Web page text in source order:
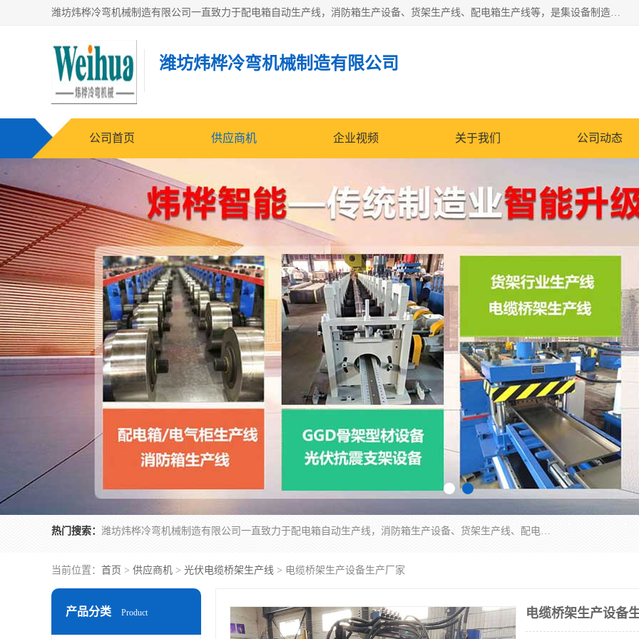
潍坊炜桦冷弯机械制造有限公司一直致力于配电箱自动生产线，消防箱生产设备、货架生产线、配电箱生产线等，是集设备制造、模具加工、技术开发于一体的综合性机械制造高科技民营企业。
潍坊炜桦冷弯机械制造有限公司
公司首页 供应商机 企业视频 关于我们 公司动态
热门搜索： 潍坊炜桦冷弯机械制造有限公司一直致力于配电箱自动生产线，消防箱生产设备、货架生产线、配电箱生产线等，是集设备制造、模具加工、技术开发于一体的综合性机械制造高科技民营企业。
当前位置： 首页 > 供应商机 > 光伏电缆桥架生产线 > 电缆桥架生产设备生产厂家
产品分类 Product 电缆桥架生产设备